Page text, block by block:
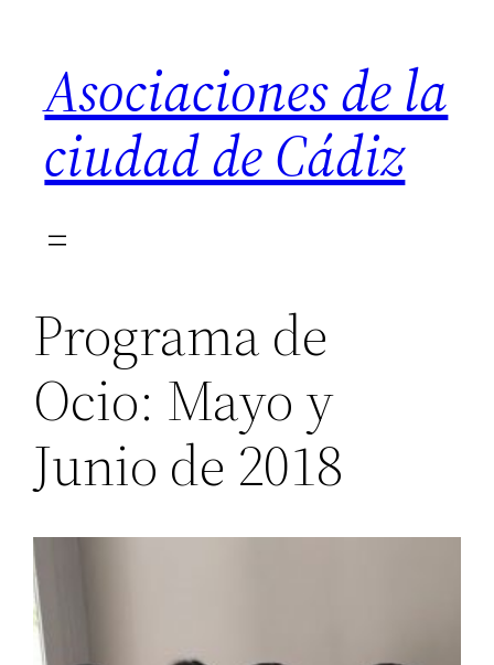
contenido
Asociaciones de la
ciudad de Cádiz
Programa de
Ocio: Mayo y
Junio de 2018